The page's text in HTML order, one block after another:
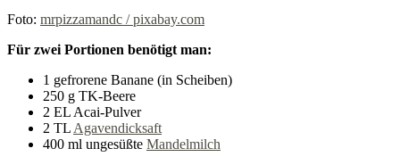
Foto: mrpizzamandc / pixabay.com
Für zwei Portionen benötigt man:
1 gefrorene Banane (in Scheiben)
250 g TK-Beere
2 EL Acai-Pulver
2 TL Agavendicksaft
400 ml ungesüßte Mandelmilch